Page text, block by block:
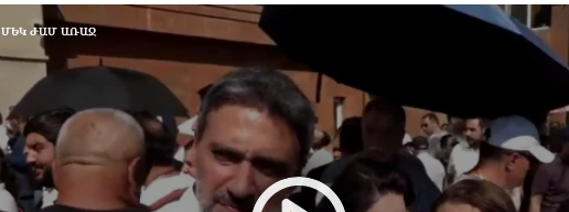
ՄԵԿ ԺԱՄ ԱՌԱՋ